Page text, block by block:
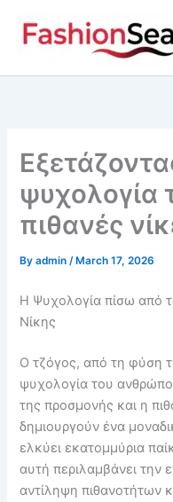
ψυχολογία
πιθανές
Byadmin/ March 17, 2026
Η Ψυχολογία πίσω από
Νίκης
Ο τζόγος, από τη φύση
ψυχολογία του
της προσμονής και η
δημιουργούν ένα
ελκύει εκατομμύρια
αυτή περιλαμβάνει την
αντίληψη πιθανοτήτων